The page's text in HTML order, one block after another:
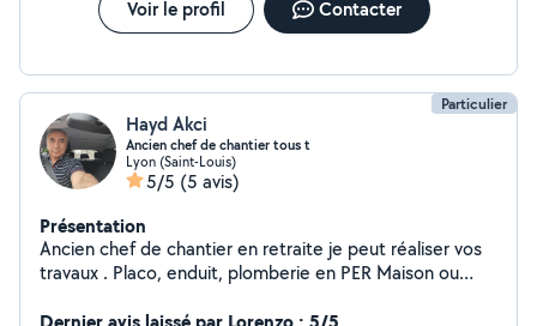
Voir le profil Contacter
Particulier
Hayd Akci
Ancien chef de chantier tous t
Lyon (Saint-Louis)
5/5 (5 avis)
Présentation
Ancien chef de chantier en retraite je peut réaliser vos
travaux . Placo, enduit, plomberie en PER Maison ou
carrelage, parquet, tout type de menuiserie, tout type